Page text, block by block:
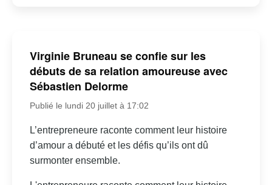
Virginie Bruneau se confie sur les
débuts de sa relation amoureuse avec
Sébastien Delorme
Publié le lundi 20 juillet à 17:02
L’entrepreneure raconte comment leur histoire
d’amour a débuté et les défis qu’ils ont dû
surmonter ensemble.